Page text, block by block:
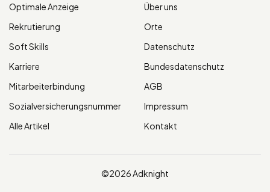
Optimale Anzeige
Rekrutierung
Soft Skills
Karriere
Mitarbeiterbindung
Sozialversicherungsnummer
Alle Artikel
Über uns
Orte
Datenschutz
Bundesdatenschutz
AGB
Impressum
Kontakt
©2026 Adknight